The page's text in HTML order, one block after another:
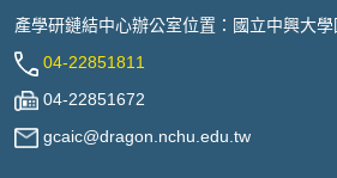
產學研鏈結中心辦公室位置：國立中興大
04-22851811
04-22851672
gcaic@dragon.nchu.edu.tw